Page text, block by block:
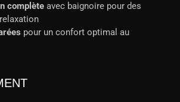
complète avec baignoire pour des
pour un confort optimal au